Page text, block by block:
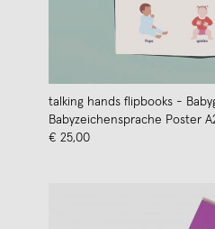
talking hands flipbooks -
Babyzeichensprache Poster
€ 25,00